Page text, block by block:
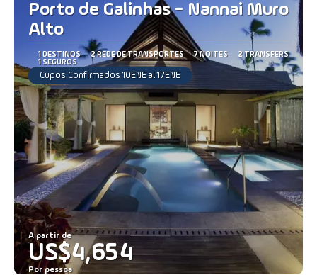
Porto de Galinhas - Nannai Muro
Alto
1 DESTINOS 2 REDE DE TRANSPORTES 7 NOITES
2 TRANSFERS
1 SEGUROS
Cupos Confirmados 10ENE al 17ENE
A partir de
US$4,654
Por pessoa